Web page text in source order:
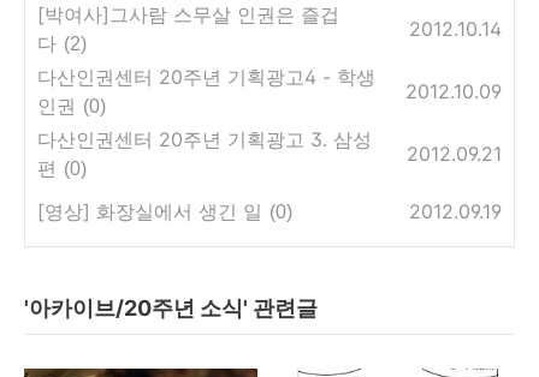
[박여사]그사람 스무살 인권은 즐겁
다 (2)
2012.10.14
다산인권센터 20주년 기획광고4 - 학생
인권 (0)
2012.10.09
다산인권센터 20주년 기획광고 3. 삼성
편 (0)
2012.09.21
[영상] 화장실에서 생긴 일 (0) 2012.09.19
'아카이브/20주년 소식' 관련글